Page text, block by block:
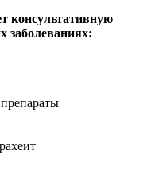
консультативную
заболеваниях: